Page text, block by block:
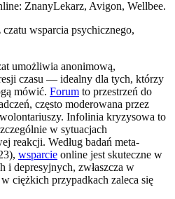
ZnanyLekarz, Avigon, Wellbee.
umożliwia anonimową,
czasu — idealny dla tych, którzy
mówić. Forum to przestrzeń do
często moderowana przez
Infolinia kryzysowa to
w sytuacjach
reakcji. Według badań meta-
wsparcie online jest skuteczne w
i depresyjnych, zwłaszcza w
ciężkich przypadkach zaleca się